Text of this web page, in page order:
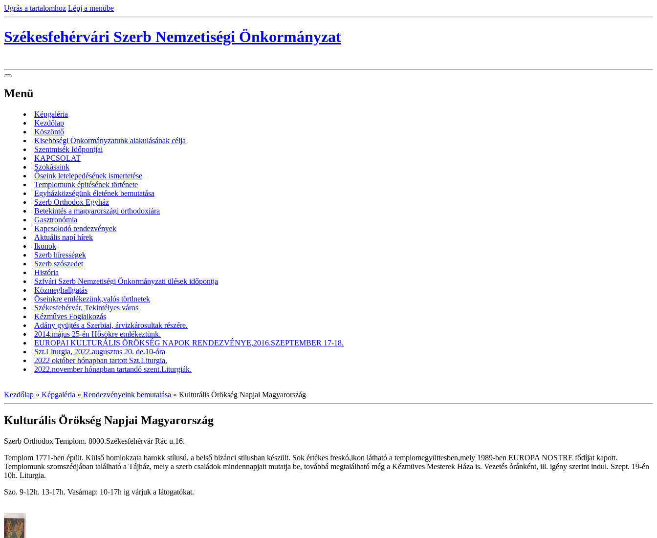
Ugrás a tartalomhoz Lépj a menübe
Székesfehérvári Szerb Nemzetiségi Önkormányzat
Menü
Képgaléria
Kezdőlap
Köszöntő
Kisebbségi Önkormányzatunk alakulásának célja
Szentmisék Időpontjai
KAPCSOLAT
Szokásaink
Őseink letelepedésének ismertetése
Templomunk épitésének története
Egyházközségünk életének bemutatása
Szerb Orthodox Egyház
Betekintés a magyarországi orthodoxiára
Gasztronómia
Kapcsolodó rendezvények
Aktuális napí hírek
Ikonok
Szerb hírességek
Szerb szószedet
História
Szfvári Szerb Nemzetiségi Önkormányzati ülések időpontja
Közmeghallgatás
Öseinkre emlékezünk,valós törtlnetek
Székesfehérvár, Tekintélyes város
Kézműves Foglalkozás
Adány gyüjtés a Szerbiai, árvizkárosultak részére.
2014.május 25-én Hősökre emlékeztünk.
EUROPAI KULTURÁLIS ÖRÖKSÉG NAPOK RENDEZVÉNYE,2016.SZEPTEMBER 17-18.
Szt.Liturgia, 2022.augusztus 20. de.10-óra
2022 október hónapban tartott Szt.Liturgia.
2022.november hónapban tartandó szent.Liturgiák.
Kezdőlap » Képgaléria » Rendezvényeink bemutatása » Kulturális Örökség Napjai Magyarország
Kulturális Örökség Napjai Magyarország
Szerb Orthodox Templom. 8000.Székesfehérvár Rác u.16.
Templom 1771-ben épült. Külső homlokzata barokk stílusú, a belső bizánci stilusban készült. Sok értékes freskó,ikon látható a templomegyüttesben,mely 1989-ben EUROPA NOSTRE fődíjat kapott.
Templomunk szomszédjában található a Tájház, mely a szerb családok mindennapjait mutatja be, továbbá megtalálható még a Kézmüves Mesterek Háza is. Vezetés óránként, ill. igény szerint indul. Szept. 19-én
10h. Liturgia.
Szo. 9-12h. 13-17h. Vasárnap: 10-17h ig várjuk a látogatókat.